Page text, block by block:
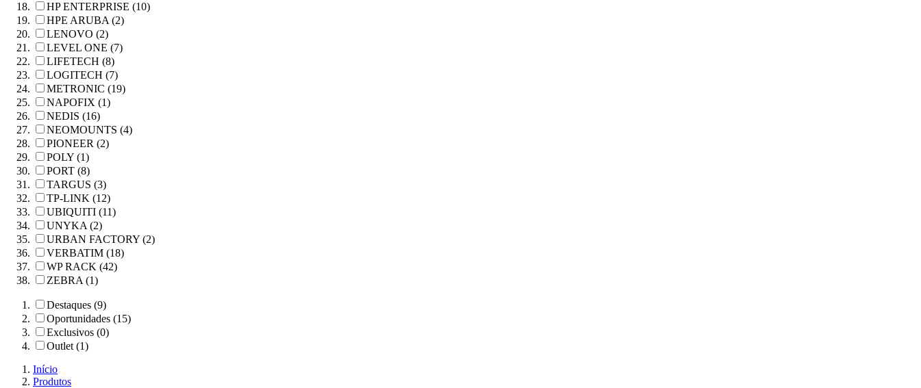
HP ENTERPRISE (10)
HPE ARUBA (2)
LENOVO (2)
LEVEL ONE (7)
LIFETECH (8)
LOGITECH (7)
METRONIC (19)
NAPOFIX (1)
NEDIS (16)
NEOMOUNTS (4)
PIONEER (2)
POLY (1)
PORT (8)
TARGUS (3)
TP-LINK (12)
UBIQUITI (11)
UNYKA (2)
URBAN FACTORY (2)
VERBATIM (18)
WP RACK (42)
ZEBRA (1)
Destaques (9)
Oportunidades (15)
Exclusivos (0)
Outlet (1)
Início
Produtos